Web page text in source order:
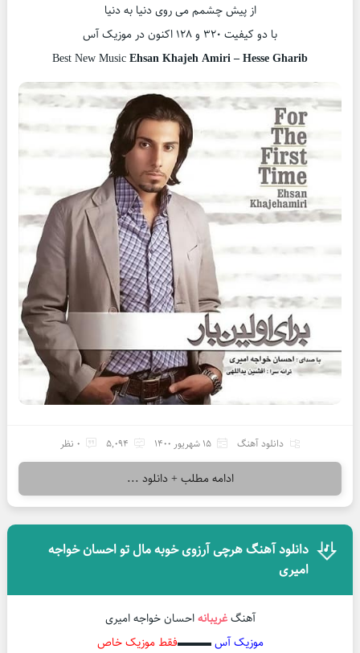
از پیش چشمم می روی دنیا به دنیا
با دو کیفیت ۳۲۰ و ۱۲۸ اکنون در موزیک آس
Best New MusicEhsan Khajeh Amiri – Hesse Gharib
دانلود آهنگ 15 شهریور 1400 5,094 0 نظر
ادامه مطلب + دانلود ...
دانلود آهنگ هرچی آرزوی خوبه مال تو احسان خواجه
امیری
آهنگغریبانه احسان خواجه امیری
موزیک آس▬▬▬فقط موزیک خاص